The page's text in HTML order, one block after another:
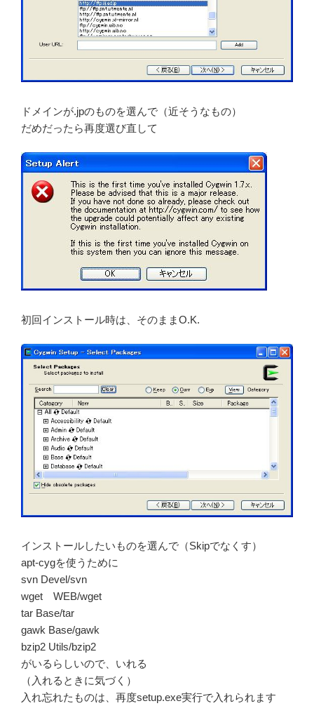
ドメインが.jpのものを選んで（近そうなもの）
だめだったら再度選び直して
初回インストール時は、そのままO.K.
インストールしたいものを選んで（Skipでなくす）
apt-cygを使うために
svn Devel/svn
wget WEB/wget
tar Base/tar
gawk Base/gawk
bzip2 Utils/bzip2
がいるらしいので、いれる
（入れるときに気づく）
入れ忘れたものは、再度setup.exe実行で入れられます